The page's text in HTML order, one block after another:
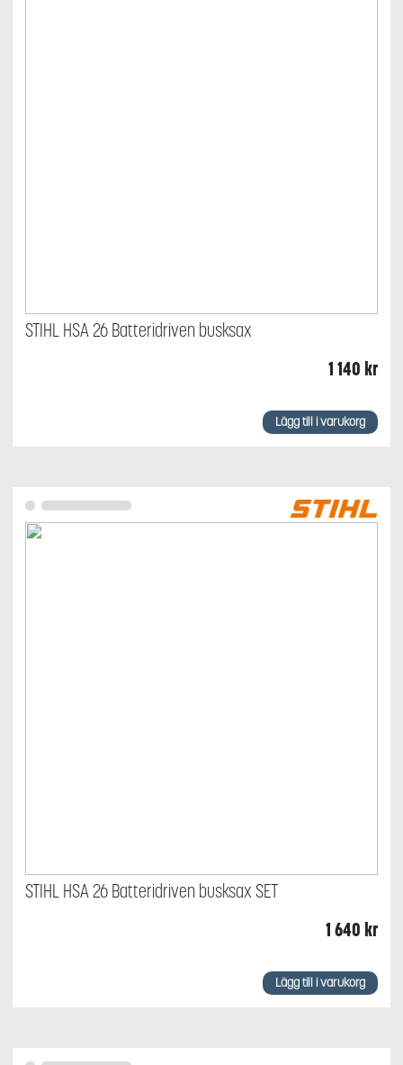
STIHL HSA 26 Batteridriven busksax
1 140 kr
Lägg till i varukorg
STIHL HSA 26 Batteridriven busksax SET
1 640 kr
Lägg till i varukorg